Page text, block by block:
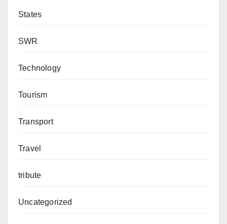
States
SWR
Technology
Tourism
Transport
Travel
tribute
Uncategorized